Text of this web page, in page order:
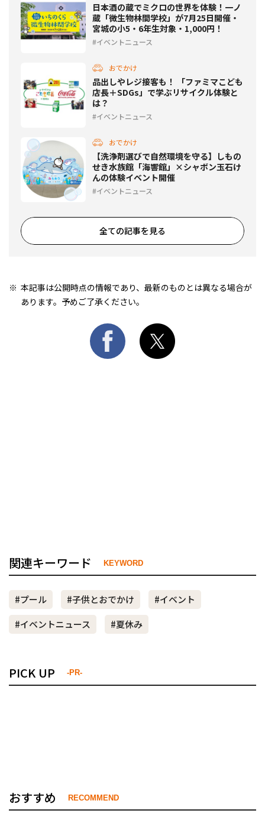
日本酒の蔵でミクロの世界を体験！一ノ
蔵「微生物林間学校」が7月25日開催・
宮城の小5・6年生対象・1,000円！
イベントニュース
おでかけ
品出しやレジ接客も！ 「ファミマこども
店長＋SDGs」で学ぶリサイクル体験と
は？
イベントニュース
おでかけ
【洗浄剤選びで自然環境を守る】しもの
せき水族館「海響館」×シャボン玉石け
んの体験イベント開催
イベントニュース
全ての記事を見る
本記事は公開時点の情報であり、最新のものとは異なる場合が
あります。予めご了承ください。
関連キーワード KEYWORD
#プール #子供とおでかけ
#イベント
#イベントニュース
#夏休み
PICK UP -PR-
おすすめ RECOMMEND